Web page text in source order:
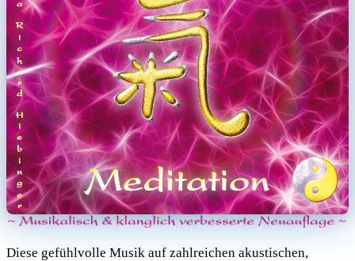
Diese gefühlvolle Musik auf zahlreichen akustischen,